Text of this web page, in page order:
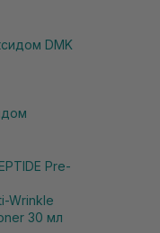
Wrinkle
30 мл